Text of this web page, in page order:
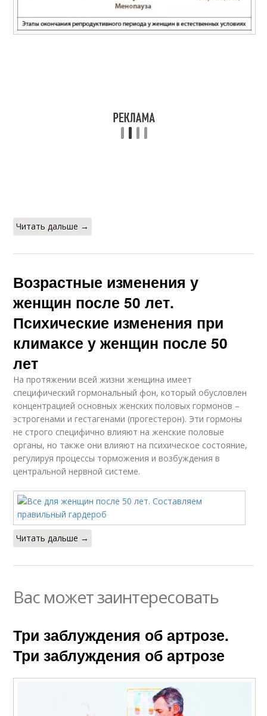
Читать дальше →
Возрастные изменения у
женщин после 50 лет.
Психические изменения при
климаксе у женщин после 50
лет
На протяжении всей жизни женщина имеет
специфический гормональный фон, который обусловлен
концентрацией основных женских половых гормонов –
эстрогенами и гестагенами (прогестерон). Эти гормоны
не строго специфично влияют на женские половые
органы, но также они влияют на психическое состояние,
регулируя процессы торможения и возбуждения в
центральной нервной системе.
Читать дальше →
Вас может заинтересовать
Три заблуждения об артрозе.
Три заблуждения об артрозе